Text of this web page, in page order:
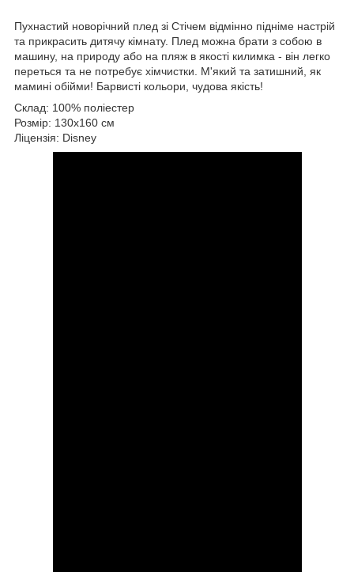
Пухнастий новорічний плед зі Стічем відмінно підніме настрій
та прикрасить дитячу кімнату. Плед можна брати з собою в
машину, на природу або на пляж в якості килимка - він легко
переться та не потребує хімчистки. М'який та затишний, як
мамині обійми! Барвисті кольори, чудова якість!
Склад: 100% поліестер
Розмір: 130х160 см
Ліцензія: Disney